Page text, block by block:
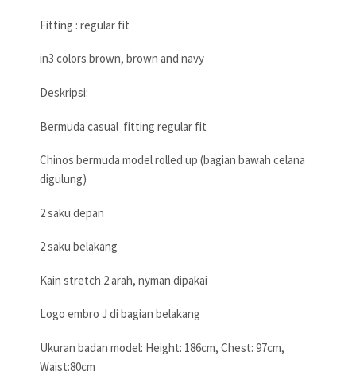
Fitting : regular fit
in3 colors brown, brown and navy
Deskripsi:
Bermuda casual fitting regular fit
Chinos bermuda model rolled up (bagian bawah celana
digulung)
2 saku depan
2 saku belakang
Kain stretch 2 arah, nyman dipakai
Logo embro J di bagian belakang
Ukuran badan model: Height: 186cm, Chest: 97cm,
Waist:80cm